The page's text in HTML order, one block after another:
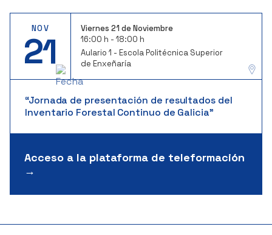
NOV
21
Viernes 21 de Noviembre
16:00 h - 18:00 h
Aulario 1 - Escola Politécnica Superior
de Enxeñaría
“Jornada de presentación de resultados del
Inventario Forestal Continuo de Galicia”
Acceso a la plataforma de teleformación
→